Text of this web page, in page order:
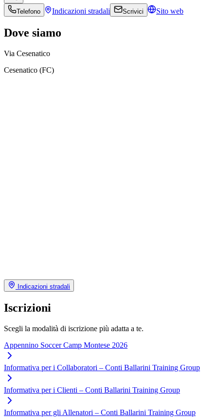
Telefono Indicazioni stradali Scrivici Sito web
Dove siamo
Via Cesenatico
Cesenatico (FC)
Indicazioni stradali
Iscrizioni
Scegli la modalità di iscrizione più adatta a te.
Appennino Soccer Camp Montese 2026
Informativa per i Collaboratori – Conti Ballarini Training Group
Informativa per i Clienti – Conti Ballarini Training Group
Informativa per gli Allenatori – Conti Ballarini Training Group